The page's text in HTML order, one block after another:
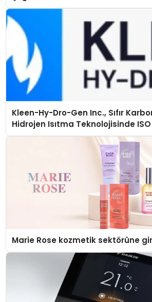
Kleen-Hy-Dro-Gen Inc., Sıfır
Hidrojen Isıtma Teknolojisinde ISO
Düzenleyici Onaylarını Aldı
Marie Rose kozmetik sektörüne